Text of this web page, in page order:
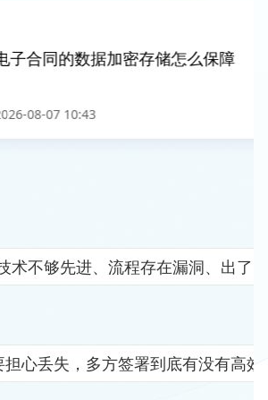
合同的数据加密存储怎么保障
08-07 10:43
不够先进、流程存在漏洞、出了
心丢失，多方签署到底有没有高